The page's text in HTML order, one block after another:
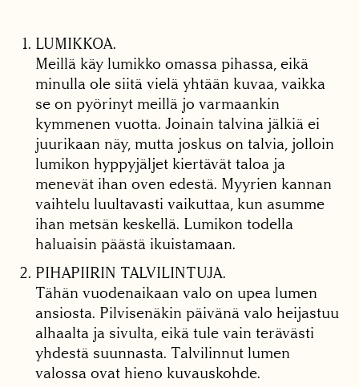
LUMIKKOA.
Meillä käy lumikko omassa pihassa, eikä
minulla ole siitä vielä yhtään kuvaa, vaikka
se on pyörinyt meillä jo varmaankin
kymmenen vuotta. Joinain talvina jälkiä ei
juurikaan näy, mutta joskus on talvia, jolloin
lumikon hyppyjäljet kiertävät taloa ja
menevät ihan oven edestä. Myyrien kannan
vaihtelu luultavasti vaikuttaa, kun asumme
ihan metsän keskellä. Lumikon todella
haluaisin päästä ikuistamaan.
PIHAPIIRIN TALVILINTUJA.
Tähän vuodenaikaan valo on upea lumen
ansiosta. Pilvisenäkin päivänä valo heijastuu
alhaalta ja sivulta, eikä tule vain terävästi
yhdestä suunnasta. Talvilinnut lumen
valossa ovat hieno kuvauskohde.